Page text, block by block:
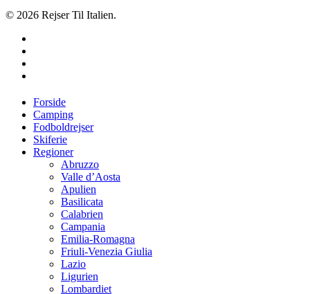
© 2026 Rejser Til Italien.
Close
Menu
Forside
Camping
Fodboldrejser
Skiferie
Regioner
Abruzzo
Valle d’Aosta
Apulien
Basilicata
Calabrien
Campania
Emilia-Romagna
Friuli-Venezia Giulia
Lazio
Ligurien
Lombardiet